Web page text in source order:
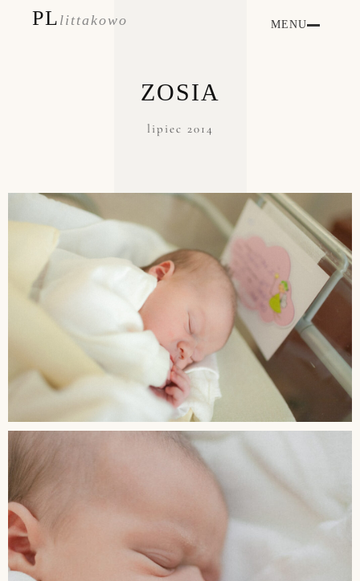
PL littakowo MENU
ZOSIA
lipiec 2014